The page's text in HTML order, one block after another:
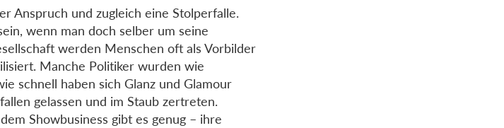
Anspruch und zugleich eine Stolperfalle.
wenn man doch selber um seine
werden Menschen oft als Vorbilder
Manche Politiker wurden wie
schnell haben sich Glanz und Glamour
gelassen und im Staub zertreten.
Showbusiness gibt es genug – ihre